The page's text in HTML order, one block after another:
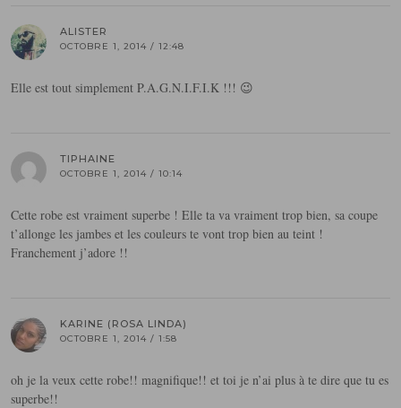
ALISTER
OCTOBRE 1, 2014 / 12:48
Elle est tout simplement P.A.G.N.I.F.I.K !!! 😉
TIPHAINE
OCTOBRE 1, 2014 / 10:14
Cette robe est vraiment superbe ! Elle ta va vraiment trop bien, sa coupe
t’allonge les jambes et les couleurs te vont trop bien au teint !
Franchement j’adore !!
KARINE (ROSA LINDA)
OCTOBRE 1, 2014 / 1:58
oh je la veux cette robe!! magnifique!! et toi je n’ai plus à te dire que tu es
superbe!!